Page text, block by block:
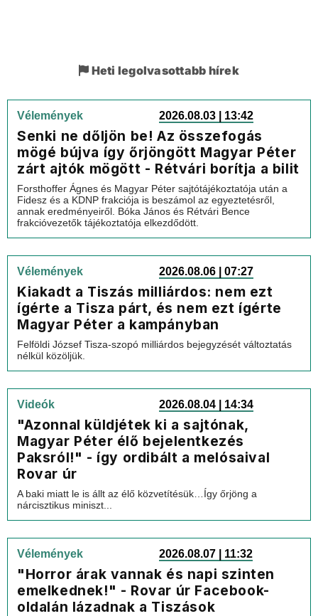
Heti legolvasottabb hírek
Vélemények 2026.08.03 | 13:42
Senki ne dőljön be! Az összefogás
mögé bújva így őrjöngött Magyar Péter
zárt ajtók mögött - Rétvári borítja a bilit
Forsthoffer Ágnes és Magyar Péter sajtótájékoztatója után a
Fidesz és a KDNP frakciója is beszámol az egyeztetésről,
annak eredményeiről. Bóka János és Rétvári Bence
frakcióvezetők tájékoztatója elkezdődött.
Vélemények 2026.08.06 | 07:27
Kiakadt a Tiszás milliárdos: nem ezt
ígérte a Tisza párt, és nem ezt ígérte
Magyar Péter a kampányban
Felföldi József Tisza-szopó milliárdos bejegyzését változtatás
nélkül közöljük.
Videók 2026.08.04 | 14:34
"Azonnal küldjétek ki a sajtónak,
Magyar Péter élő bejelentkezés
Paksról!" - így ordibált a melósaival
Rovar úr
A baki miatt le is állt az élő közvetítésük…Így őrjöng a
nárcisztikus miniszt...
Vélemények 2026.08.07 | 11:32
"Horror árak vannak és napi szinten
emelkednek!" - Rovar úr Facebook-
oldalán lázadnak a Tiszások